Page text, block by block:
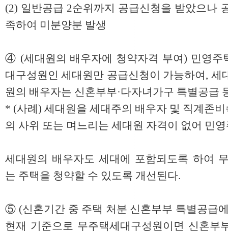
(2) 일반공급 2순위까지 공급신청을 받았으나
족하여 미분양분 발생
④ (세대원의 배우자에 청약자격 부여) 민영주
대구성원인 세대원만 공급신청이 가능하여, 세
원의 배우자는 신혼부부·다자녀가구 특별공급
* (사례) 세대원을 세대주의 배우자 및 직계존
의 사위 또는 며느리는 세대원 자격이 없어 민
세대원의 배우자도 세대에 포함되도록 하여
는 주택을 청약할 수 있도록 개선된다.
⑤ (신혼기간 중 주택 처분 신혼부부 특별공급
현재 기준으로 무주택세대구성원이면 신혼부